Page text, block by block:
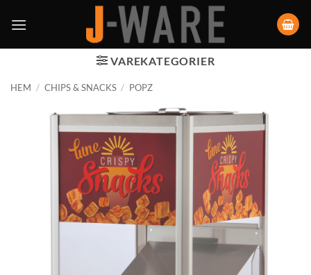
VAREKATEGORIER
HEM / CHIPS & SNACKS / POPZ